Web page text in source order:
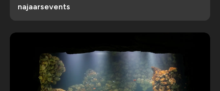
najaarsevents